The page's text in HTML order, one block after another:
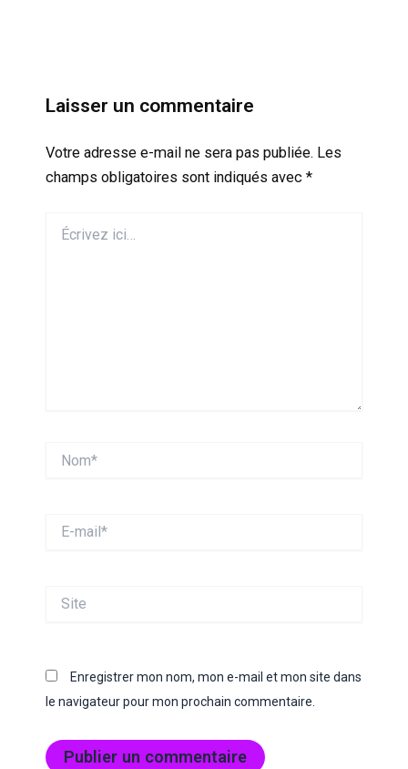
Laisser un commentaire
Votre adresse e-mail ne sera pas publiée. Les
champs obligatoires sont indiqués avec *
ici…
mail*
Enregistrer mon nom, mon e-mail et mon site dans
le navigateur pour mon prochain commentaire.